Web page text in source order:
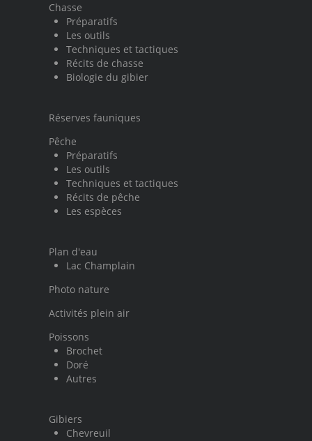
Chasse
Préparatifs
Les outils
Techniques et tactiques
Récits de chasse
Biologie du gibier
Réserves fauniques
Pêche
Préparatifs
Les outils
Techniques et tactiques
Récits de pêche
Les espèces
Plan d'eau
Lac Champlain
Photo nature
Activités plein air
Poissons
Brochet
Doré
Autres
Gibiers
Chevreuil